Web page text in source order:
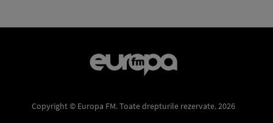
Copyright © Europa FM. Toate drepturile rezervate. 2026